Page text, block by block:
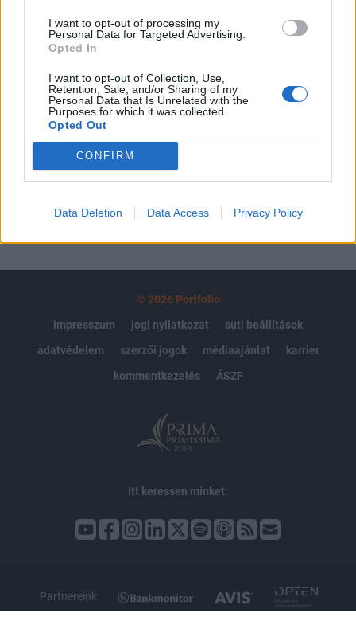
I want to opt-out of processing my
Personal Data for Targeted Advertising.
Opted In
I want to opt-out of Collection, Use,
Retention, Sale, and/or Sharing of my
Personal Data that Is Unrelated with the
Purposes for which it was collected.
Opted Out
CONFIRM
Data Deletion Data Access Privacy Policy
Az előfizetés a következőket tartalmazza:
Portfolio.hu teljes cikkarchívum
Kötéslisták: BÉT elmúlt 2 év napon belüli
kötéslistái
Előfizetés
MÁR ELŐFIZETŐNK VAGY?
© 2026 Portfolio
impresszum
jogi nyilatkozat
süti beállítások
adatvédelem
szerzői jogok médiaajánlat
karrier
kommentkezelés
ÁSZF
Itt keressen minket:
Partnereink